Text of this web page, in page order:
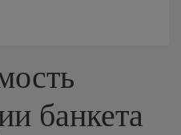
банкета